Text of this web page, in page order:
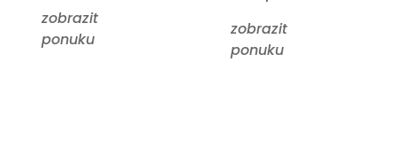
zobrazit
ponuku
zobrazit
ponuku